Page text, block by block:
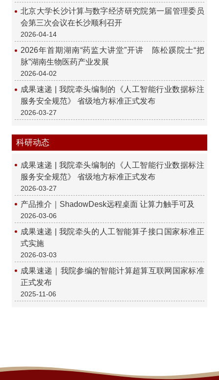
北京大学长沙计算与数字经济研究院第一届管理委员
会第三次会议在长沙顺利召开
2026-04-14
2026年首期湖南“药监大讲堂”开讲 陈松蹊院士“把
脉”湖南生物医药产业发展
2026-04-02
成果速递 | 我院牵头编制的《人工智能行业数据标注
服务安全规范》 省级地方标准正式发布
2026-03-27
科研动态
成果速递 | 我院牵头编制的《人工智能行业数据标注
服务安全规范》 省级地方标准正式发布
2026-03-27
产品推介｜ShadowDesk远程桌面 让算力触手可及
2026-03-06
成果速递 | 我院牵头的人工智能算子接口国家标准正
式实施
2026-03-03
成果速递｜我院参编的智能计算超算互联网国家标准
正式发布
2025-11-06